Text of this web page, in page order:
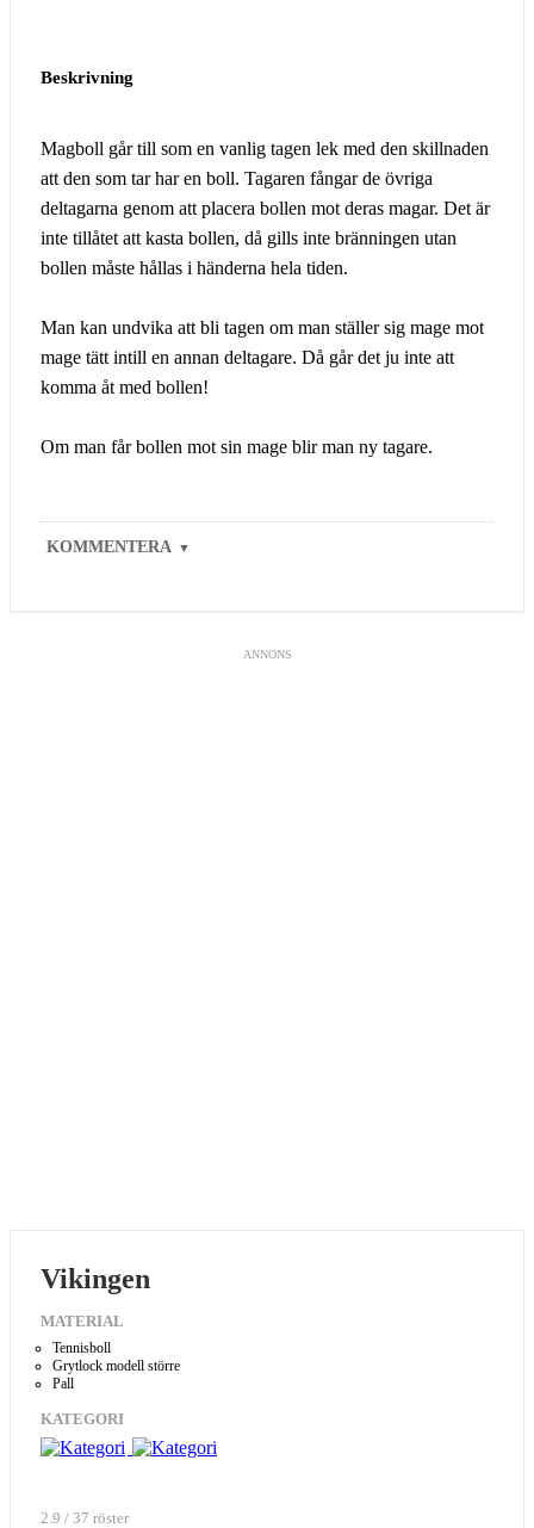
Beskrivning
Magboll går till som en vanlig tagen lek med den skillnaden
att den som tar har en boll. Tagaren fångar de övriga
deltagarna genom att placera bollen mot deras magar. Det är
inte tillåtet att kasta bollen, då gills inte bränningen utan
bollen måste hållas i händerna hela tiden.
Man kan undvika att bli tagen om man ställer sig mage mot
mage tätt intill en annan deltagare. Då går det ju inte att
komma åt med bollen!
Om man får bollen mot sin mage blir man ny tagare.
KOMMENTERA ▼
ANNONS
Vikingen
MATERIAL
Tennisboll
Grytlock modell större
Pall
KATEGORI
2.9 / 37 röster